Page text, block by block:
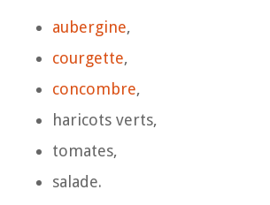
aubergine,
courgette,
concombre,
haricots verts,
tomates,
salade.